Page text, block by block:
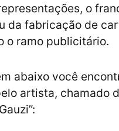
o
da fabricação de
o ramo publicitário.
abaixo você
artista, chamado